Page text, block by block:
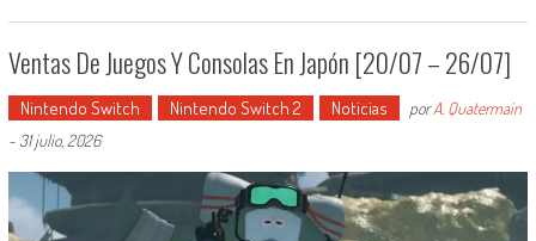
Ventas De Juegos Y Consolas En Japón [20/07 – 26/07]
Nintendo Switch Nintendo Switch 2 Noticias porA. Quatermain
- 31 julio, 2026